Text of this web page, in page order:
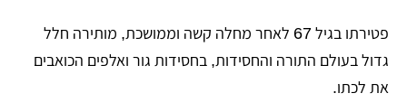
פטירתו בגיל 67 לאחר מחלה קשה וממושכת, מותירה חלל
גדול בעולם התורה והחסידות, בחסידות גור ואלפים הכואבים
את לכתו.